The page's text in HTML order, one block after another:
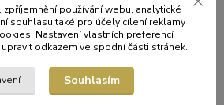
zpříjemnění používání webu, analytické
souhlasu také pro účely cílení reklamy
Nastavení vlastních preferencí
odkazem ve spodní části stránek.
Souhlasím